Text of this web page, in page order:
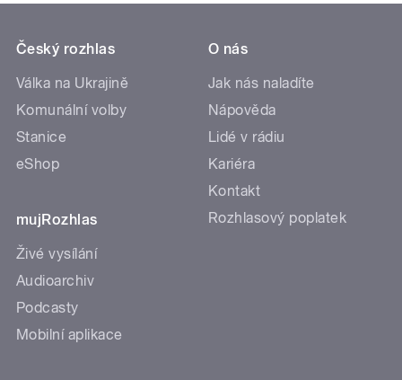
Český rozhlas
Válka na Ukrajině
Komunální volby
Stanice
eShop
mujRozhlas
Živé vysílání
Audioarchiv
Podcasty
Mobilní aplikace
O nás
Jak nás naladíte
Nápověda
Lidé v rádiu
Kariéra
Kontakt
Rozhlasový poplatek